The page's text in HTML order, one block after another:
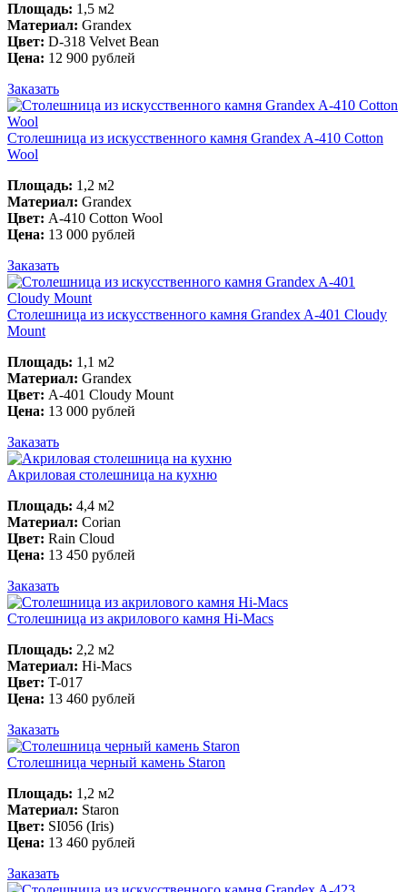
Площадь: 1,5 м2
Материал: Grandex
Цвет: D-318 Velvet Bean
Цена: 12 900 рублей
Заказать
Столешница из искусственного камня Grandex A-410 Cotton
Wool
Площадь: 1,2 м2
Материал: Grandex
Цвет: A-410 Cotton Wool
Цена: 13 000 рублей
Заказать
Столешница из искусственного камня Grandex A-401 Cloudy
Mount
Площадь: 1,1 м2
Материал: Grandex
Цвет: A-401 Cloudy Mount
Цена: 13 000 рублей
Заказать
Акриловая столешница на кухню
Площадь: 4,4 м2
Материал: Corian
Цвет: Rain Cloud
Цена: 13 450 рублей
Заказать
Столешница из акрилового камня Hi-Macs
Площадь: 2,2 м2
Материал: Hi-Macs
Цвет: T-017
Цена: 13 460 рублей
Заказать
Столешница черный камень Staron
Площадь: 1,2 м2
Материал: Staron
Цвет: SI056 (Iris)
Цена: 13 460 рублей
Заказать